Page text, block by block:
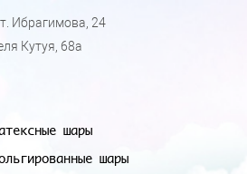
шары
шары
Ибрагимова, 24
Кутуя, 68а